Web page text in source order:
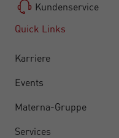
Kundenservice
Quick Links
Karriere
Events
Materna-Gruppe
Services